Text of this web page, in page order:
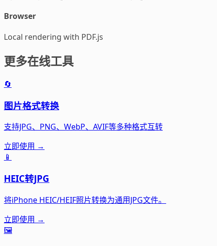
Browser
Local rendering with PDF.js
更多在线工具
🔄
图片格式转换
支持JPG、PNG、WebP、AVIF等多种格式互转
立即使用 →
📱
HEIC转JPG
将iPhone HEIC/HEIF照片转换为通用JPG文件。
立即使用 →
🖼️